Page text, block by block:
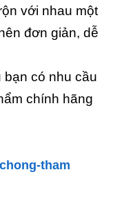
với nhau một
đơn giản, dễ
bạn có nhu cầu
chính hãng
tham